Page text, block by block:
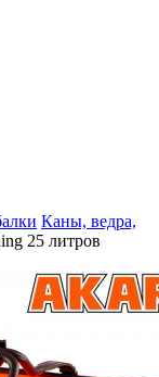
Каны, ведра,
25 литров